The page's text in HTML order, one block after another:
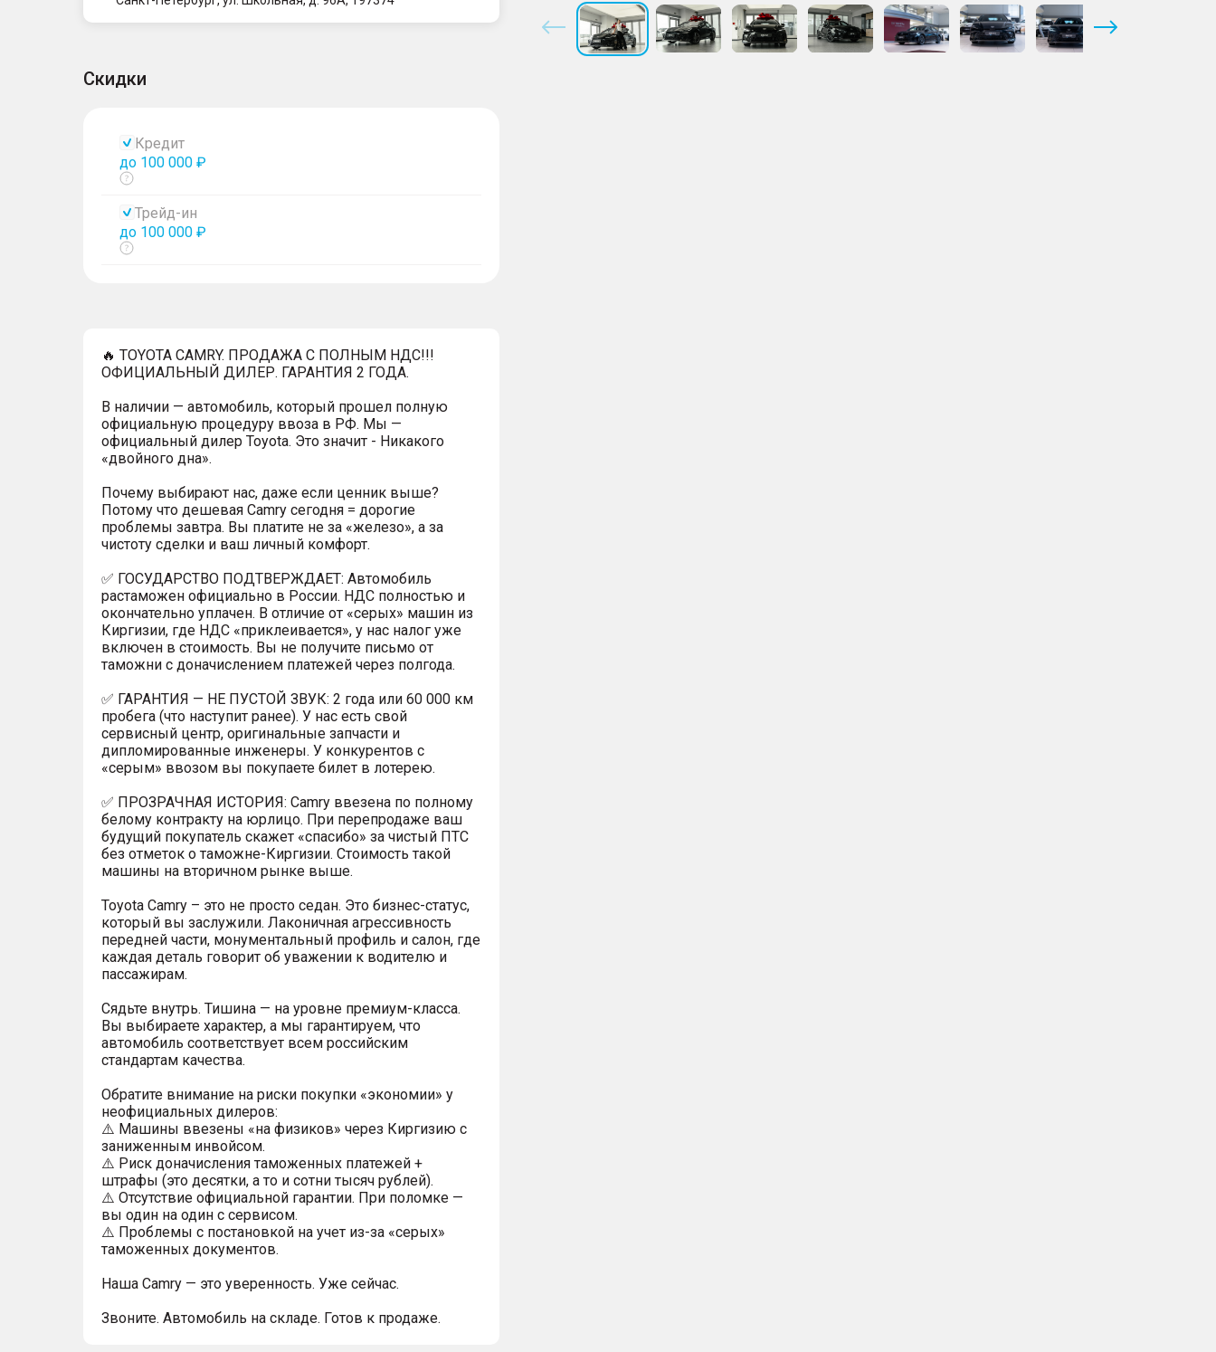
Скидки
Кредит
до 100 000 ₽
Показать
Трейд-ин
до 100 000 ₽
Показать
🔥 TOYOTA CAMRY. ПРОДАЖА С ПОЛНЫМ НДС!!!
ОФИЦИАЛЬНЫЙ ДИЛЕР. ГАРАНТИЯ 2 ГОДА.
В наличии — автомобиль, который прошел полную
официальную процедуру ввоза в РФ. Мы —
официальный дилер Toyota. Это значит - Никакого
«двойного дна».
Почему выбирают нас, даже если ценник выше?
Потому что дешевая Camry сегодня = дорогие
проблемы завтра. Вы платите не за «железо», а за
чистоту сделки и ваш личный комфорт.
✅ ГОСУДАРСТВО ПОДТВЕРЖДАЕТ: Автомобиль
растаможен официально в России. НДС полностью и
окончательно уплачен. В отличие от «серых» машин из
Киргизии, где НДС «приклеивается», у нас налог уже
включен в стоимость. Вы не получите письмо от
таможни с доначислением платежей через полгода.
✅ ГАРАНТИЯ — НЕ ПУСТОЙ ЗВУК: 2 года или 60 000 км
пробега (что наступит ранее). У нас есть свой
сервисный центр, оригинальные запчасти и
дипломированные инженеры. У конкурентов с
«серым» ввозом вы покупаете билет в лотерею.
✅ ПРОЗРАЧНАЯ ИСТОРИЯ: Camry ввезена по полному
белому контракту на юрлицо. При перепродаже ваш
будущий покупатель скажет «спасибо» за чистый ПТС
без отметок о таможне-Киргизии. Стоимость такой
машины на вторичном рынке выше.
Toyota Camry – это не просто седан. Это бизнес-статус,
который вы заслужили. Лаконичная агрессивность
передней части, монументальный профиль и салон, где
каждая деталь говорит об уважении к водителю и
пассажирам.
Сядьте внутрь. Тишина — на уровне премиум-класса.
Вы выбираете характер, а мы гарантируем, что
автомобиль соответствует всем российским
стандартам качества.
Обратите внимание на риски покупки «экономии» у
неофициальных дилеров:
⚠️ Машины ввезены «на физиков» через Киргизию с
заниженным инвойсом.
⚠️ Риск доначисления таможенных платежей +
штрафы (это десятки, а то и сотни тысяч рублей).
⚠️ Отсутствие официальной гарантии. При поломке —
вы один на один с сервисом.
⚠️ Проблемы с постановкой на учет из-за «серых»
таможенных документов.
Наша Camry — это уверенность. Уже сейчас.
Звоните. Автомобиль на складе. Готов к продаже.